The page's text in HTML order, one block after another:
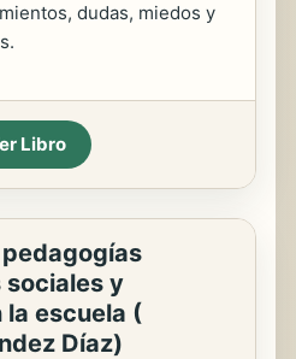
dudas, miedos y
Libro
sociales y
escuela (
Díaz)